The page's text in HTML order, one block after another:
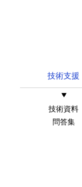
技術支援
技術資料
問答集